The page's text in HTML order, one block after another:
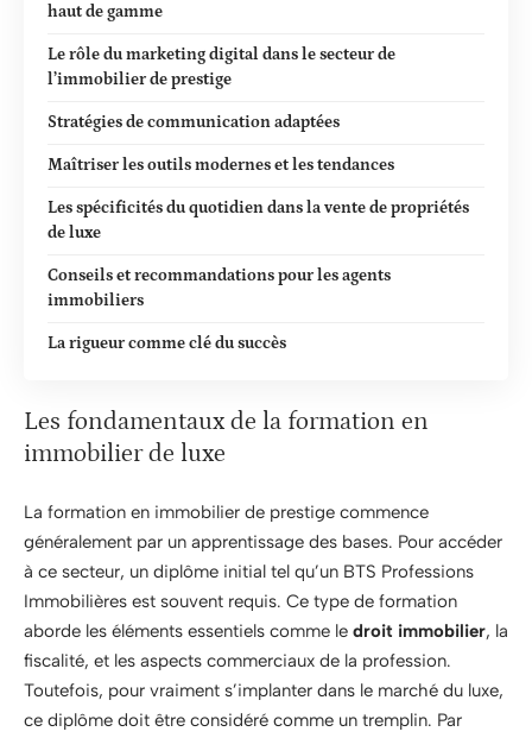
haut de gamme
Le rôle du marketing digital dans le secteur de
l’immobilier de prestige
Stratégies de communication adaptées
Maîtriser les outils modernes et les tendances
Les spécificités du quotidien dans la vente de propriétés
de luxe
Conseils et recommandations pour les agents
immobiliers
La rigueur comme clé du succès
Les fondamentaux de la formation en
immobilier de luxe
La formation en immobilier de prestige commence
généralement par un apprentissage des bases. Pour accéder
à ce secteur, un diplôme initial tel qu’un BTS Professions
Immobilières est souvent requis. Ce type de formation
aborde les éléments essentiels comme le droit immobilier, la
fiscalité, et les aspects commerciaux de la profession.
Toutefois, pour vraiment s’implanter dans le marché du luxe,
ce diplôme doit être considéré comme un tremplin. Par